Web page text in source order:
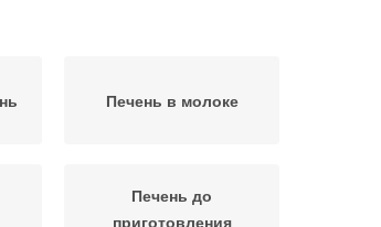
Печень в молоке
Печень до
приготовления